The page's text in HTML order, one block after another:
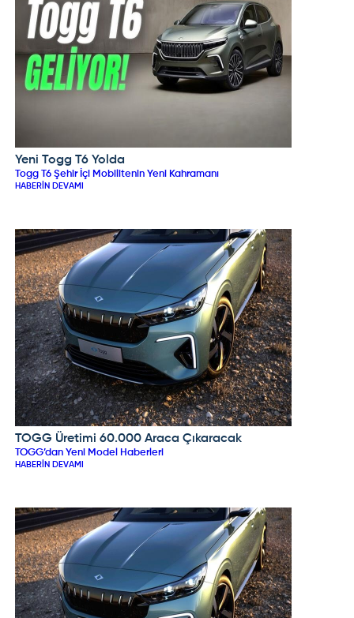
TOGG
Yeni Togg T6 Yolda
Togg T6 Şehir İçi Mobilitenin Yeni Kahramanı
HABERIN DEVAMI
TOGG
TOGG Üretimi 60.000 Araca Çıkaracak
TOGG’dan Yeni Model Haberleri
HABERIN DEVAMI